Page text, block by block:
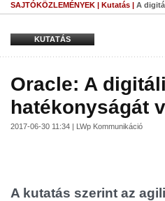
SAJTÓKÖZLEMÉNYEK | Kutatás | A
KUTATÁS
Oracle: A
hatékonyságát
2017-06-30 11:34 | LWp Kommunikáció
A kutatás szerint az